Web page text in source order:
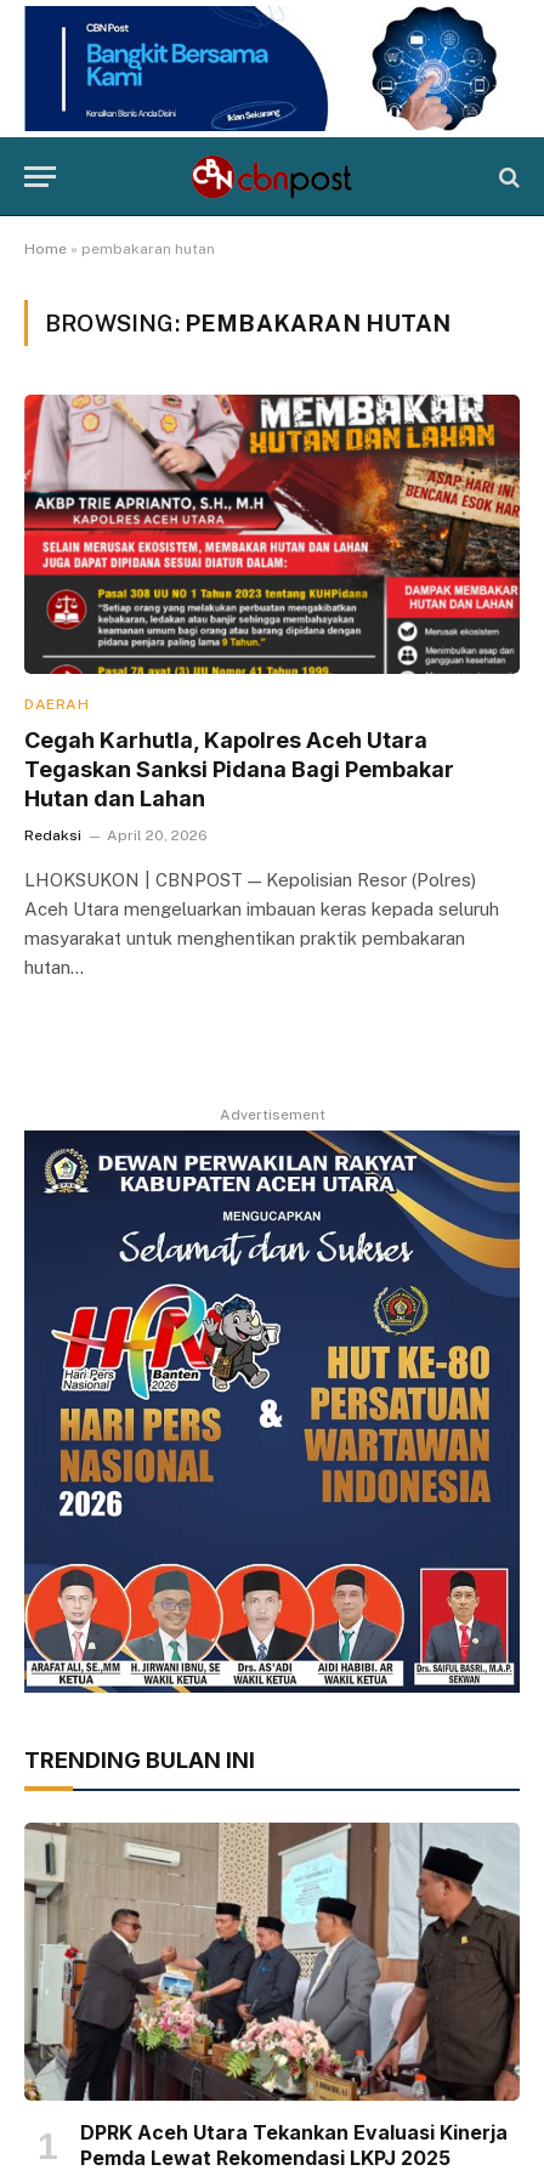
Home » pembakaran hutan
BROWSING: PEMBAKARAN HUTAN
DAERAH
Cegah Karhutla, Kapolres Aceh Utara
Tegaskan Sanksi Pidana Bagi Pembakar
Hutan dan Lahan
Redaksi April 20, 2026
LHOKSUKON | CBNPOST — Kepolisian Resor (Polres)
Aceh Utara mengeluarkan imbauan keras kepada seluruh
masyarakat untuk menghentikan praktik pembakaran
hutan…
Advertisement
TRENDING BULAN INI
DPRK Aceh Utara Tekankan Evaluasi Kinerja
Pemda Lewat Rekomendasi LKPJ 2025